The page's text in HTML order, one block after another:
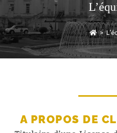
>
A PROPOS DE